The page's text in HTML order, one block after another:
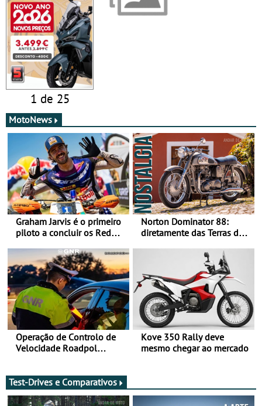
1 de 25
MotoNews
Graham Jarvis é o primeiro
piloto a concluir os Red
moto elétrica
Norton Dominator 88:
diretamente das Terras de
Operação de Controlo de
Velocidade Roadpol
Kove 350 Rally deve
mesmo chegar ao mercado
Test-Drives e Comparativos